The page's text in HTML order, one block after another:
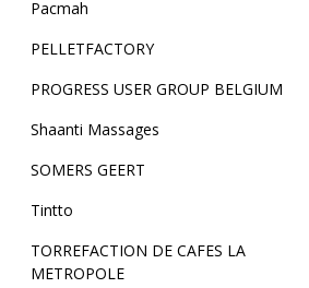
Pacmah
PELLETFACTORY
PROGRESS USER GROUP BELGIUM
Shaanti Massages
SOMERS GEERT
Tintto
TORREFACTION DE CAFES LA
METROPOLE